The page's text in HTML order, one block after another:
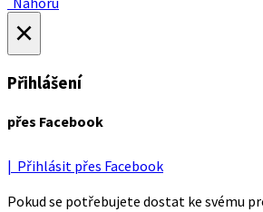
×
Přihlášení
přes Facebook
| Přihlásit přes Facebook
Pokud se potřebujete dostat ke svému